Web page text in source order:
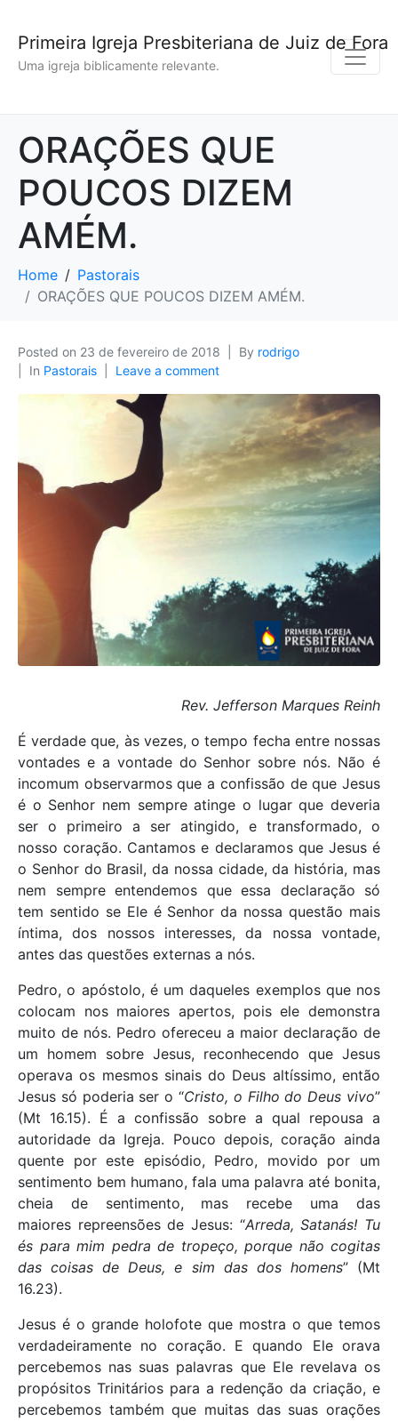
Primeira Igreja Presbiteriana de Juiz de Fora
Uma igreja biblicamente relevante.
ORAÇÕES QUE
POUCOS DIZEM
AMÉM.
Home
Pastorais
ORAÇÕES QUE POUCOS DIZEM AMÉM.
Posted on 23 de fevereiro de 2018 By rodrigo
In Pastorais Leave a comment
Rev. Jefferson Marques Reinh
É verdade que, às vezes, o tempo fecha entre nossas
vontades e a vontade do Senhor sobre nós. Não é
incomum observarmos que a confissão de que Jesus
é o Senhor nem sempre atinge o lugar que deveria
ser o primeiro a ser atingido, e transformado, o
nosso coração. Cantamos e declaramos que Jesus é
o Senhor do Brasil, da nossa cidade, da história, mas
nem sempre entendemos que essa declaração só
tem sentido se Ele é Senhor da nossa questão mais
íntima, dos nossos interesses, da nossa vontade,
antes das questões externas a nós.
Pedro, o apóstolo, é um daqueles exemplos que nos
colocam nos maiores apertos, pois ele demonstra
muito de nós. Pedro ofereceu a maior declaração de
um homem sobre Jesus, reconhecendo que Jesus
operava os mesmos sinais do Deus altíssimo, então
Jesus só poderia ser o “Cristo, o Filho do Deus vivo”
(Mt 16.15). É a confissão sobre a qual repousa a
autoridade da Igreja. Pouco depois, coração ainda
quente por este episódio, Pedro, movido por um
sentimento bem humano, fala uma palavra até bonita,
cheia de sentimento, mas recebe uma das
maiores repreensões de Jesus: “Arreda, Satanás! Tu
és para mim pedra de tropeço, porque não cogitas
dascoisas de Deus, e sim das dos homens” (Mt
16.23).
Jesus é o grande holofote que mostra o que temos
verdadeiramente no coração. E quando Ele orava
percebemos nas suas palavras que Ele revelava os
propósitos Trinitários para a redenção da criação, e
percebemos também que muitas das suas orações